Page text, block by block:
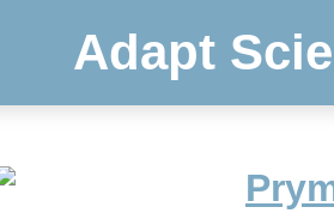
Adapt